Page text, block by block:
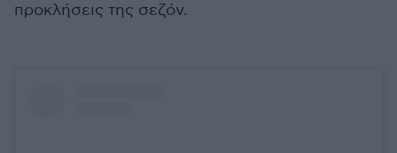
προκλήσεις της σεζόν.